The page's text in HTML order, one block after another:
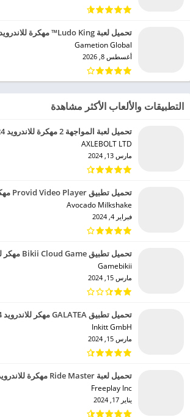
تحميل لعبة Ludo King™ مهكرة للاندرويد 2024
Gametion Global‏
أغسطس 8, 2026
التطبيقات والألعاب الأكثر مشاهدة
تحميل لعبة المواجهة 2 مهكرة للاندرويد 2024
AXLEBOLT LTD‏
مارس 13, 2024
تحميل تطبيق Provid Video Player مهكر للاندرويد 2024
Avocado Milkshake‏
فبراير 4, 2024
تحميل تطبيق Bikii Cloud Game مهكر للاندرويد 2024
Gamebikii‏
مارس 15, 2024
تحميل تطبيق GALATEA مهكر للاندرويد 2024
Inkitt GmbH‏
مارس 15, 2024
تحميل لعبة Ride Master مهكرة للاندرويد 2024
Freeplay Inc‏
يناير 17, 2024